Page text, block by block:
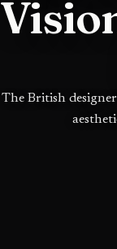
The British